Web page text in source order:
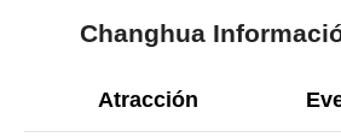
Changhua se llamó
Changhua
Atracción